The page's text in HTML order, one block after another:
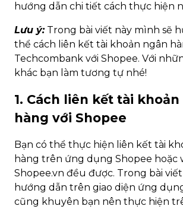
hướng dẫn chi tiết cách thực hiện
Lưu ý:Trong bài viết này mình sẽ
thể cách liên kết tài khoản ngân
Techcombank với Shopee. Với
khác bạn làm tương tự nhé!
1. Cách liên kết tài
hàng với Shopee
Bạn có thể thực hiện liên kết tài
hàng trên ứng dụng Shopee hoặc
Shopee.vn đều được. Trong bài
hướng dẫn trên giao diện ứng
cũng khuyên bạn nên thực hiện